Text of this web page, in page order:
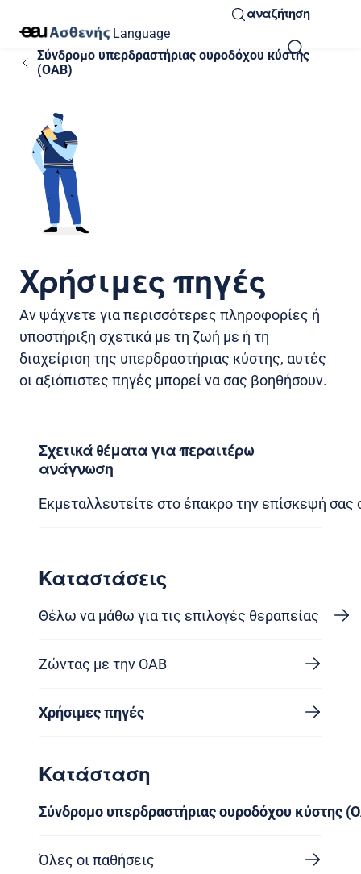
Language
αναζήτηση
Σύνδρομο υπερδραστήριας ουροδόχου κύστης
(OAB)
Χρήσιμες πηγές
Αν ψάχνετε για περισσότερες πληροφορίες ή
υποστήριξη σχετικά με τη ζωή με ή τη
διαχείριση της υπερδραστήριας κύστης, αυτές
οι αξιόπιστες πηγές μπορεί να σας βοηθήσουν.
Σχετικά θέματα για περαιτέρω
ανάγνωση
Εκμεταλλευτείτε στο έπακρο την επίσκεψή σας
Καταστάσεις
Θέλω να μάθω για τις επιλογές θεραπείας
Ζώντας με την OAB
Χρήσιμες πηγές
Κατάσταση
Σύνδρομο υπερδραστήριας ουροδόχου κύστης
Όλες οι παθήσεις